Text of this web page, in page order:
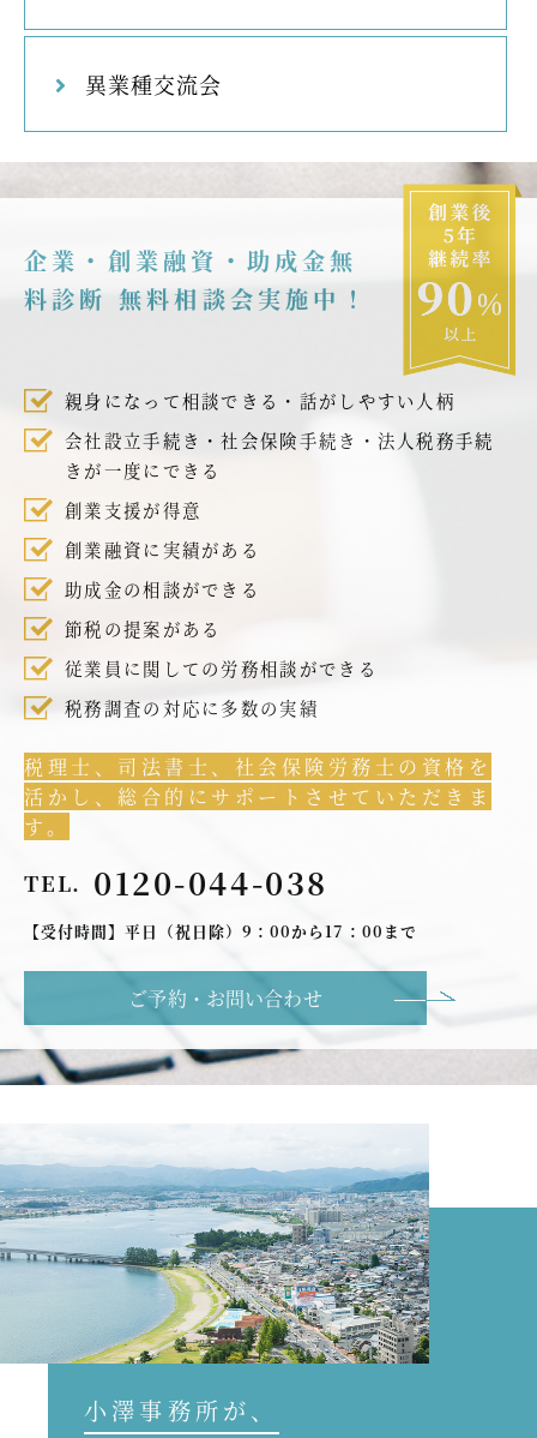
異業種交流会
企業・創業融資・助成金無
料診断 無料相談会実施中！
親身になって相談できる・話がしやすい人柄
会社設立手続き・社会保険手続き・法人税務手続
きが一度にできる
創業支援が得意
創業融資に実績がある
助成金の相談ができる
節税の提案がある
従業員に関しての労務相談ができる
税務調査の対応に多数の実績
税理士、司法書士、社会保険労務士の資格を
活かし、総合的にサポートさせていただきま
す。
TEL. 0120-044-038
【受付時間】平日（祝日除）9：00から17：00まで
ご予約・お問い合わせ
小澤事務所が、